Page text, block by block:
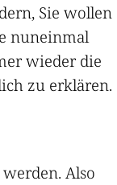
Sie wollen
nuneinmal
wieder die
zu erklären.
Also